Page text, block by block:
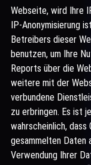
Webseite, wird Ihre
IP-Anonymisierung
Betreibers dieser
benutzen, um Ihre
Reports über die
weitere mit der
verbundene
zu erbringen. Es ist
wahrscheinlich,
gesammelten Daten
Verwendung Ihrer